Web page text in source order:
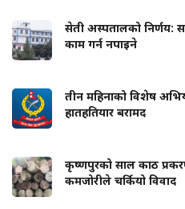
सेती अस्पतालको निर्णय:
काम गर्न नपाइने
तीन महिनाको विशेष
हातहतियार बरामद
कृष्णपुरको साल काठ
कमजोरीले चर्कियो विवाद